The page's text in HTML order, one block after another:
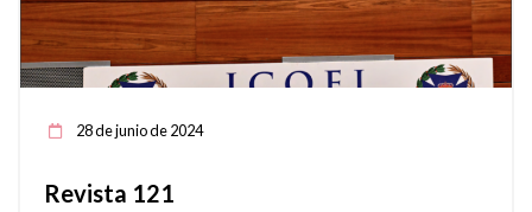
28 de junio de 2024
Revista 121